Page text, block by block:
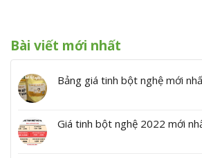
Bài viết mới nhất
Bảng giá tinh bột nghệ mới
Giá tinh bột nghệ 2022 mới